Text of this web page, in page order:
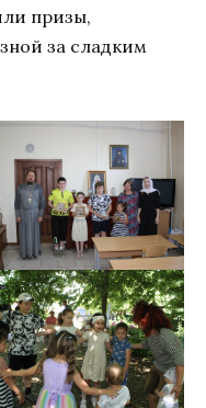
призы,
за сладким